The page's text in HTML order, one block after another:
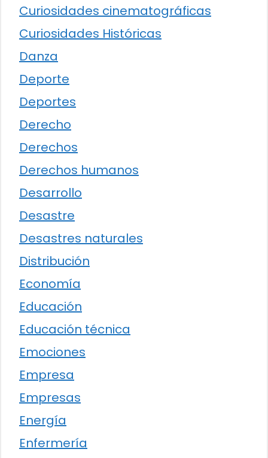
Curiosidades cinematográficas
Curiosidades Históricas
Danza
Deporte
Deportes
Derecho
Derechos
Derechos humanos
Desarrollo
Desastre
Desastres naturales
Distribución
Economía
Educación
Educación técnica
Emociones
Empresa
Empresas
Energía
Enfermería